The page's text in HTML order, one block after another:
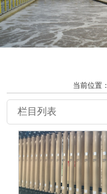
当前位置：
栏目列表